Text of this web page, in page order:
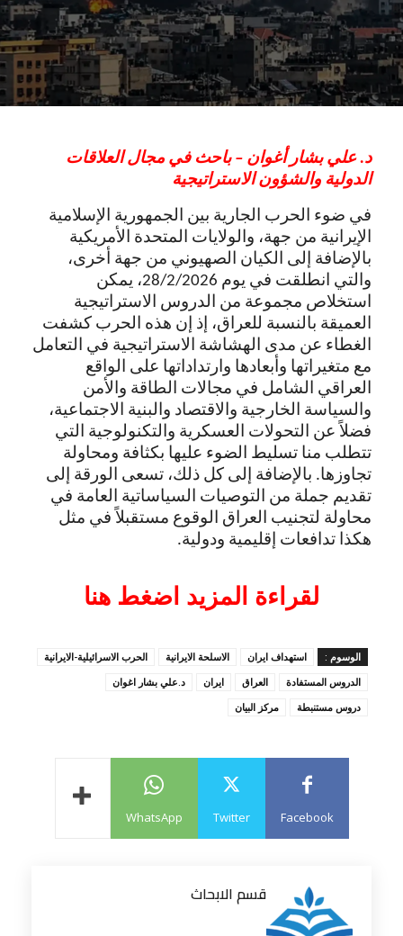
د. علي بشار أغوان – باحث في مجال العلاقات
الدولية والشؤون الاستراتيجية
في ضوء الحرب الجارية بين الجمهورية الإسلامية
الإيرانية من جهة، والولايات المتحدة الأمريكية
بالإضافة إلى الكيان الصهيوني من جهة أخرى،
والتي انطلقت في يوم 28/2/2026، يمكن
استخلاص مجموعة من الدروس الاستراتيجية
العميقة بالنسبة للعراق، إذ إن هذه الحرب كشفت
الغطاء عن مدى الهشاشة الاستراتيجية في التعامل
مع متغيراتها وأبعادها وارتداداتها على الواقع
العراقي الشامل في مجالات الطاقة والأمن
والسياسة الخارجية والاقتصاد والبنية الاجتماعية،
فضلاً عن التحولات العسكرية والتكنولوجية التي
تتطلب منا تسليط الضوء عليها بكثافة ومحاولة
تجاوزها. بالإضافة إلى كل ذلك، تسعى الورقة إلى
تقديم جملة من التوصيات السياساتية العامة في
محاولة لتجنيب العراق الوقوع مستقبلاً في مثل
هكذا تدافعات إقليمية ودولية.
لقراءة المزيد اضغط هنا
الوسوم : استهداف ايران الاسلحة الايرانية
الحرب الاسرائيلية-الايرانية
الدروس المستفادة
العراق ايران
د.علي بشار اغوان
دروس مستنبطة
مركز البيان
Facebook
Twitter
WhatsApp
قسم الابحاث